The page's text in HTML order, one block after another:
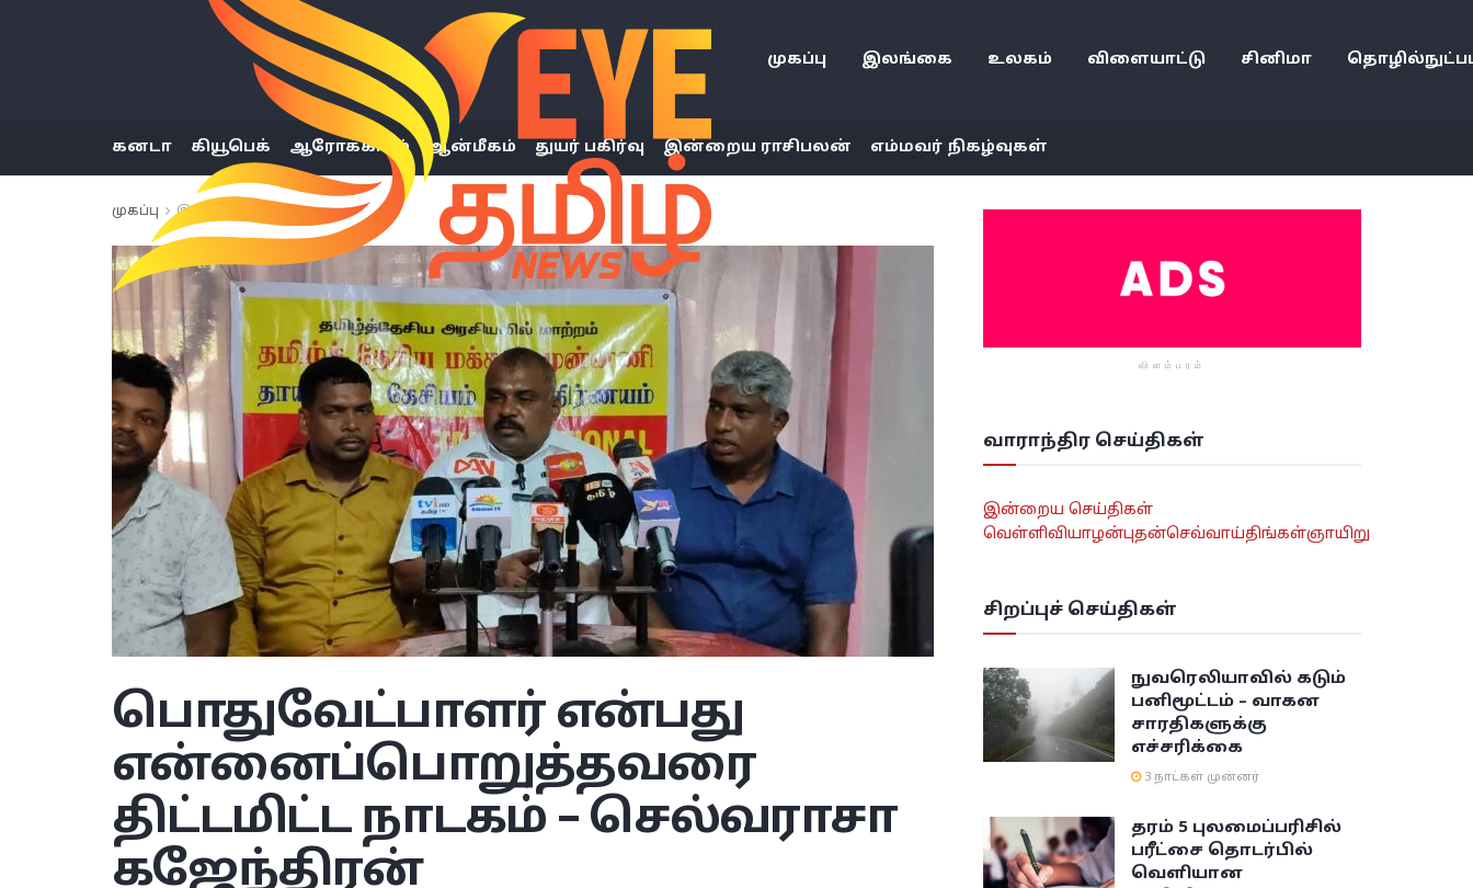
முகப்பு இலங்கை உலகம் விளையாட்டு சினிமா
கனடா கியூபெக் ஆரோக்கியம் ஆன்மீகம் துயர் பகிர்வு இன்றைய ராசிபலன் எம்மவர் நிகழ்வுகள்
முகப்பு இலங்கை
பொதுவேட்பாளர் என்பது
என்னைப்பொறுத்தவரை
திட்டமிட்ட நாடகம் – செல்வராசா
கஜேந்திரன்
விளம்பரம்
வாராந்திர செய்திகள்
இன்றைய செய்திகள்
வெள்ளிவியாழன்புதன்செவ்வாய்திங்கள்ஞாயிறு
சிறப்புச் செய்திகள்
நுவரெலியாவில் கடும்
பனிமூட்டம் – வாகன
சாரதிகளுக்கு
எச்சரிக்கை
3 நாட்கள் முன்னர்
தரம் 5 புலமைப்பரிசில்
பரீட்சை தொடர்பில்
வெளியான